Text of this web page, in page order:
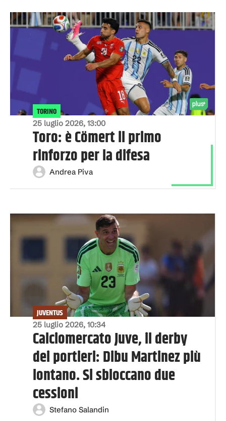
25 luglio 2026, 13:00
TORINO
Toro: è Cömert il primo
rinforzo per la difesa
Andrea Piva
25 luglio 2026, 10:34
JUVENTUS
Calciomercato Juve, il derby
dei portieri: Dibu Martinez più
lontano. Si sbloccano due
cessioni
Stefano Salandin